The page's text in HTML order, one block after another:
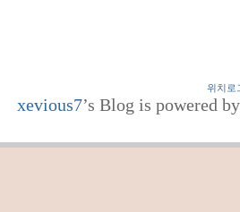
위치로
xevious7’s Blog is powered